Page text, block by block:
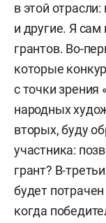
в этой
и другие. Я
грантов. Во-
которые
с точки зрения
народных
вторых, буду
участника:
грант? В-
будет
когда